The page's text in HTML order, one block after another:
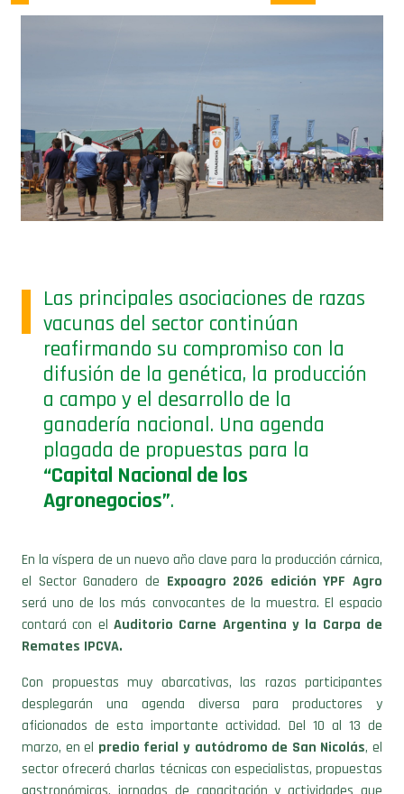
vacunas del sector continúan
reafirmando su compromiso con la
difusión de la genética, la producción
a campo y el desarrollo de la
ganadería nacional. Una agenda
plagada de propuestas para la
“Capital Nacional de los
Agronegocios”.
el Sector Ganadero deExpoagro 2026 edición YPF Agro
será uno de los más convocantes de la muestra. El espacio
contará con elAuditorio Carne Argentina y la Carpa de
Remates IPCVA.
Con propuestas muy abarcativas, las razas participantes
desplegarán una agenda diversa para productores y
aficionados de esta importante actividad. Del 10 al 13 de
marzo, en elpredio ferial y autódromo de San Nicolás , el
sector ofrecerá charlas técnicas con especialistas, propuestas
gastronómicas, jornadas de capacitación y actividades que
darán a conocer los avances en mejoramiento genético,